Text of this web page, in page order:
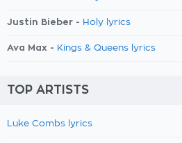
Justin Bieber - Holy lyrics
Ava Max - Kings & Queens lyrics
TOP ARTISTS
Luke Combs lyrics